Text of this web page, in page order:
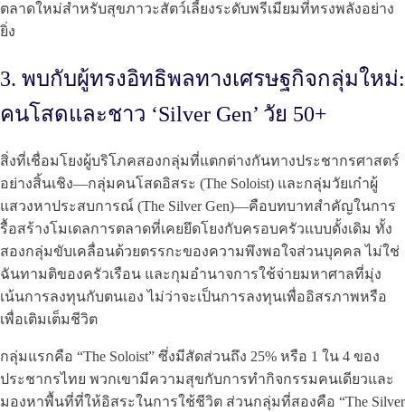
ตลาดใหม่สำหรับสุขภาวะสัตว์เลี้ยงระดับพรีเมียมที่ทรงพลังอย่าง
ยิ่ง
3. พบกับผู้ทรงอิทธิพลทางเศรษฐกิจกลุ่มใหม่:
คนโสดและชาว ‘Silver Gen’ วัย 50+
สิ่งที่เชื่อมโยงผู้บริโภคสองกลุ่มที่แตกต่างกันทางประชากรศาสตร์
อย่างสิ้นเชิง—กลุ่มคนโสดอิสระ (The Soloist) และกลุ่มวัยเก๋าผู้
แสวงหาประสบการณ์ (The Silver Gen)—คือบทบาทสำคัญในการ
รื้อสร้างโมเดลการตลาดที่เคยยึดโยงกับครอบครัวแบบดั้งเดิม ทั้ง
สองกลุ่มขับเคลื่อนด้วยตรรกะของความพึงพอใจส่วนบุคคล ไม่ใช่
ฉันทามติของครัวเรือน และกุมอำนาจการใช้จ่ายมหาศาลที่มุ่ง
เน้นการลงทุนกับตนเอง ไม่ว่าจะเป็นการลงทุนเพื่ออิสรภาพหรือ
เพื่อเติมเต็มชีวิต
กลุ่มแรกคือ “The Soloist” ซึ่งมีสัดส่วนถึง 25% หรือ 1 ใน 4 ของ
ประชากรไทย พวกเขามีความสุขกับการทำกิจกรรมคนเดียวและ
มองหาพื้นที่ที่ให้อิสระในการใช้ชีวิต ส่วนกลุ่มที่สองคือ “The Silver